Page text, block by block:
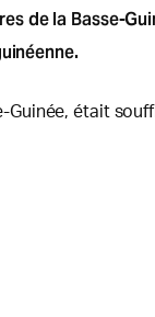
de la Basse-
était